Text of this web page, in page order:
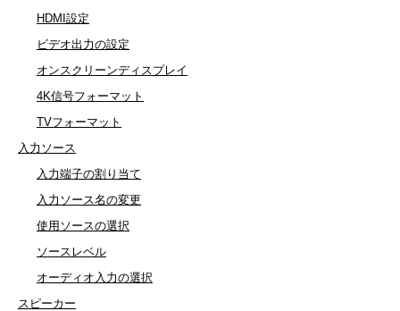
HDMI設定
ビデオ出力の設定
オンスクリーンディスプレイ
4K信号フォーマット
TVフォーマット
入力ソース
入力端子の割り当て
入力ソース名の変更
使用ソースの選択
ソースレベル
オーディオ入力の選択
スピーカー